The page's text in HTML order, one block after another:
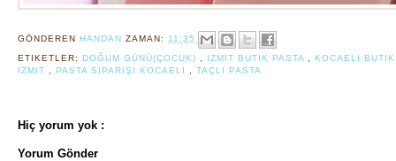
GÖNDEREN HANDAN ZAMAN: 11:35
ETIKETLER: DOĞUM GÜNÜ(ÇOCUK) IZMIT BUTIK PASTA
KOCAELI
IZMIT
PASTA SIPARIŞI KOCAELI TAÇLI PASTA
Hiç yorum yok :
Yorum Gönder